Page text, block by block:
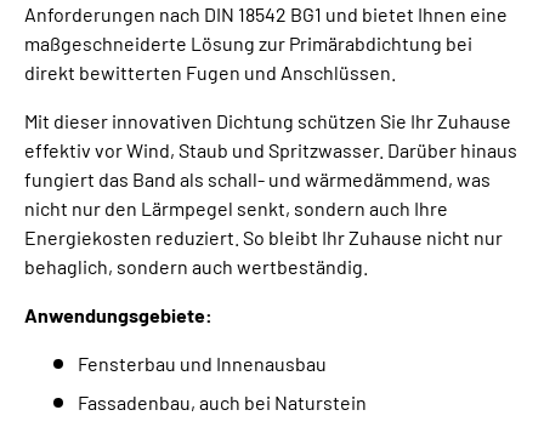
Anforderungen nach DIN 18542 BG1 und bietet Ihnen eine
maßgeschneiderte Lösung zur Primärabdichtung bei
direkt bewitterten Fugen und Anschlüssen.
Mit dieser innovativen Dichtung schützen Sie Ihr Zuhause
effektiv vor Wind, Staub und Spritzwasser. Darüber hinaus
fungiert das Band als schall- und wärmedämmend, was
nicht nur den Lärmpegel senkt, sondern auch Ihre
Energiekosten reduziert. So bleibt Ihr Zuhause nicht nur
behaglich, sondern auch wertbeständig.
Anwendungsgebiete:
Fensterbau und Innenausbau
Fassadenbau, auch bei Naturstein